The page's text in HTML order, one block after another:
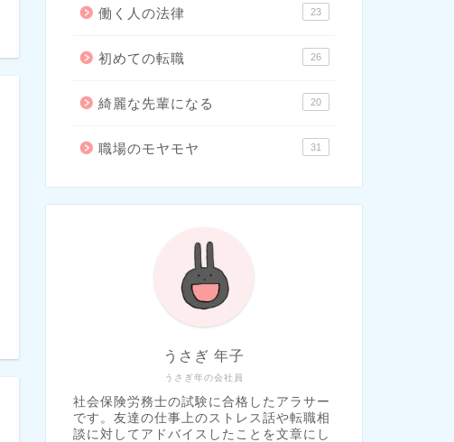
働く人の法律 23
初めての転職 26
綺麗な先輩になる 20
職場のモヤモヤ 31
うさぎ年の会社員
うさぎ 年子
社会保険労務士の試験に合格したアラサー
です。友達の仕事上のストレス話や転職相
談に対してアドバイスしたことを文章にし